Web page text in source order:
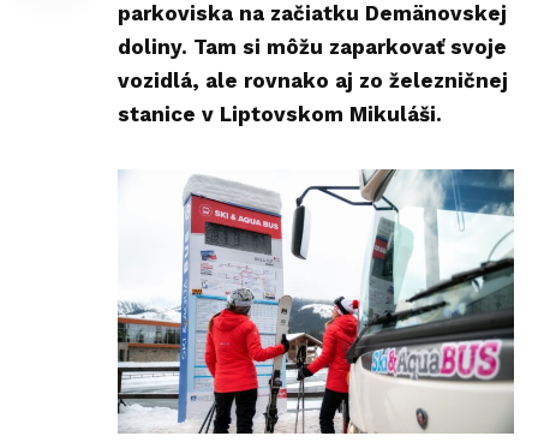
parkoviska na začiatku Demänovskej
doliny. Tam si môžu zaparkovať svoje
vozidlá, ale rovnako aj zo železničnej
stanice v Liptovskom Mikuláši.